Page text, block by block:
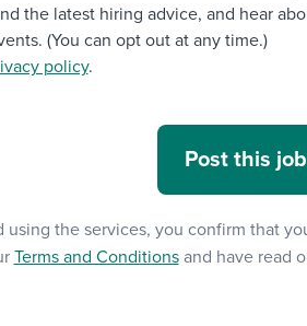
the latest hiring advice, and hear
(You can opt out at any time.)
policy.
using the services, you confirm that
Terms and Conditionsand have read